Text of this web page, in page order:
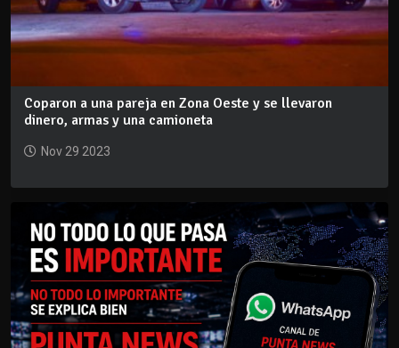
Coparon a una pareja en Zona Oeste y se llevaron
dinero, armas y una camioneta
Nov 29 2023